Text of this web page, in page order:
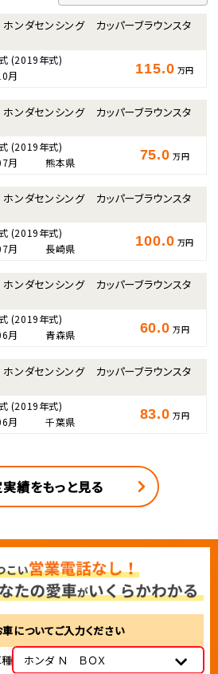
ダセンシング カッパーブラウンスタ
(2019年式)
月 115.0 万円
ダセンシング カッパーブラウンスタ
(2019年式)
月 熊本県 75.0 万円
ダセンシング カッパーブラウンスタ
(2019年式)
月 長崎県 100.0 万円
ダセンシング カッパーブラウンスタ
(2019年式)
月 青森県 60.0 万円
ダセンシング カッパーブラウンスタ
(2019年式)
月 千葉県 83.0 万円
績をもっと見る
車についてご入力ください
ホンダ Ｎ ＢＯＸ